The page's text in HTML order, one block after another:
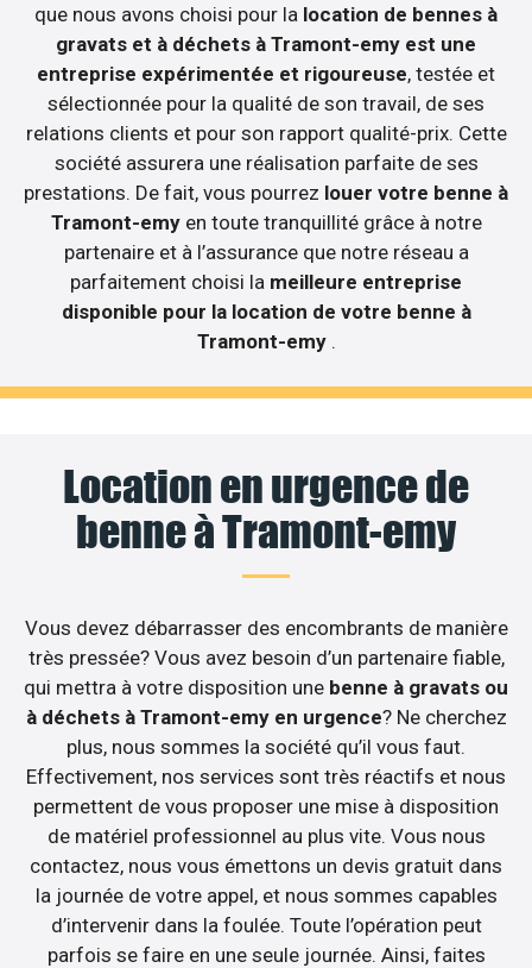
que nous avons choisi pour la location de bennes à
gravats et à déchets à Tramont-emy est une
entreprise expérimentée et rigoureuse, testée et
sélectionnée pour la qualité de son travail, de ses
relations clients et pour son rapport qualité-prix. Cette
société assurera une réalisation parfaite de ses
prestations. De fait, vous pourrez louer votre benne à
Tramont-emy en toute tranquillité grâce à notre
partenaire et à l’assurance que notre réseau a
parfaitement choisi la meilleure entreprise
disponible pour la location de votre benne à
Tramont-emy .
Location en urgence de
benne à Tramont-emy
Vous devez débarrasser des encombrants de manière
très pressée? Vous avez besoin d’un partenaire fiable,
qui mettra à votre disposition une benne à gravats ou
à déchets à Tramont-emy en urgence? Ne cherchez
plus, nous sommes la société qu’il vous faut.
Effectivement, nos services sont très réactifs et nous
permettent de vous proposer une mise à disposition
de matériel professionnel au plus vite. Vous nous
contactez, nous vous émettons un devis gratuit dans
la journée de votre appel, et nous sommes capables
d’intervenir dans la foulée. Toute l’opération peut
parfois se faire en une seule journée. Ainsi, faites